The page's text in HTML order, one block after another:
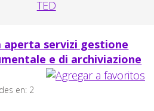
TED
aperta servizi gestione
e di archiviazione
en: 2